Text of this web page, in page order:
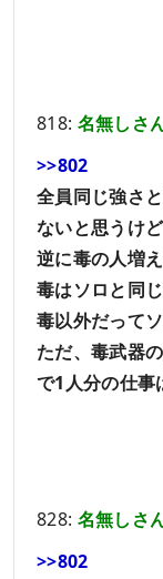
818: 名無しさ
>>802
全員同じ強さ
ないと思うけど
逆に毒の人増
毒はソロと同
毒以外だって
ただ、毒武器
で1人分の仕事
828: 名無しさ
>>802